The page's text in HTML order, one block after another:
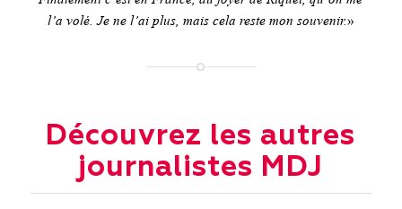
l’a volé.Je ne l’ai plus, mais cela reste mon souvenir.»
Découvrez les autres
journalistes MDJ